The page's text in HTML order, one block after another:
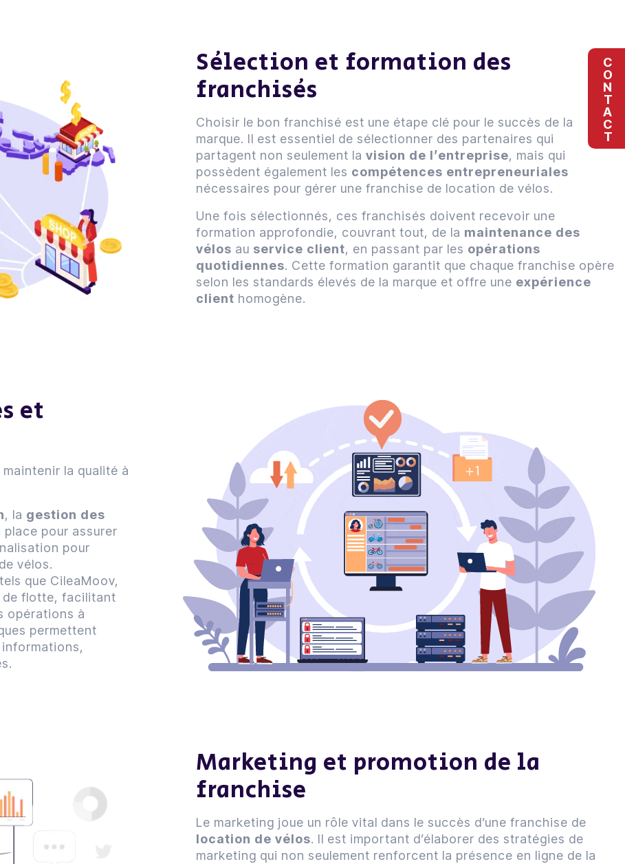
Sélection et formation des
franchisés
Choisir le bon franchisé est une étape clé pour le succès de la
marque. Il est essentiel de sélectionner des partenaires qui
partagent non seulement la vision de l’entreprise, mais qui
possèdent également les compétences entrepreneuriales
nécessaires pour gérer une franchise de location de vélos.
Une fois sélectionnés, ces franchisés doivent recevoir une
formation approfondie, couvrant tout, de la maintenance des
vélos au service client, en passant par les opérations
quotidiennes. Cette formation garantit que chaque franchise opère
selon les standards élevés de la marque et offre une expérience
client homogène.
et
la qualité à
, la gestion des
pour assurer
pour
vélos.
que CileaMoov,
de flotte, facilitant
opérations à
permettent
informations,
Marketing et promotion de la
franchise
Le marketing joue un rôle vital dans le succès d’une franchise de
location de vélos. Il est important d’élaborer des stratégies de
marketing qui non seulement renforcent la présence en ligne de la
CONTACT